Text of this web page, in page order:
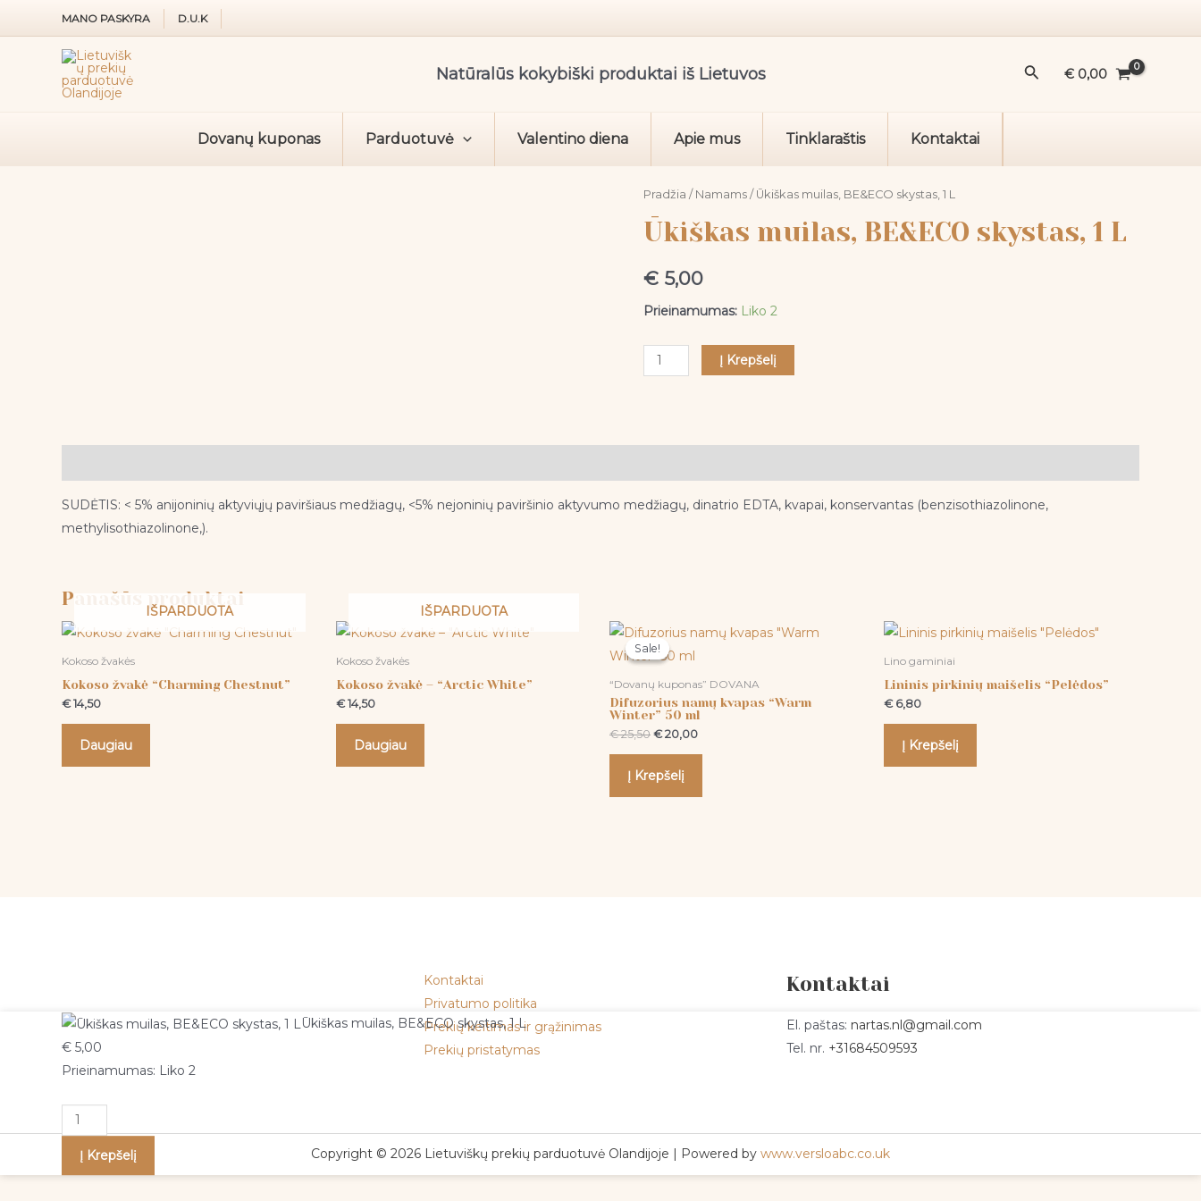
prie
MANO PASKYRA D.U.K
Natūralūs kokybiški produktai iš Lietuvos Paieška
€ 0,00
Dovanų kuponas Parduotuvė Valentino diena Apie mus Tinklaraštis Kontaktai
Pradžia / Namams / Ūkiškas muilas, BE&ECO skystas, 1 L
Ūkiškas muilas, BE&ECO skystas, 1 L
€ 5,00
Prieinamumas: Liko 2
produkto
kiekis:
Ūkiškas
BE&ECO
skystas,
Į Krepšelį
SUDĖTIS: < 5% anijoninių aktyviųjų paviršiaus medžiagų, <5% nejoninių paviršinio aktyvumo medžiagų, dinatrio EDTA, kvapai, konservantas (benzisothiazolinone,
methylisothiazolinone,).
Panašūs produktai
IŠPARDUOTA
Kokoso žvakės
Kokoso žvakė “Charming Chestnut”
€14,50
Daugiau
IŠPARDUOTA
Kokoso žvakės
Kokoso žvakė – “Arctic White”
€14,50
Daugiau
Sale!
Sale!
“Dovanų kuponas” DOVANA
Difuzorius namų kvapas “Warm
Winter” 50 ml
€25,50
Original
price
was:
€20,00
Current
price
Į Krepšelį
Lino gaminiai
Lininis pirkinių maišelis “Pelėdos”
€6,80
Į Krepšelį
Kontaktai
Privatumo politika
Prekių keitimas ir grąžinimas
Prekių pristatymas
Kontaktai
El. paštas: nartas.nl@gmail.com
Tel. nr. +31684509593
Copyright © 2026 Lietuviškų prekių parduotuvė Olandijoje | Powered by www.versloabc.co.uk
Ūkiškas muilas, BE&ECO skystas, 1 L
€ 5,00
Prieinamumas: Liko 2
produkto
kiekis:
Ūkiškas
BE&ECO
skystas,
Į Krepšelį